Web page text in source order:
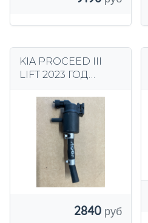
KIA PROCEED III
LIFT 2023 ГОД
OEM 28910-3L000
1.6 T-GDI
2840